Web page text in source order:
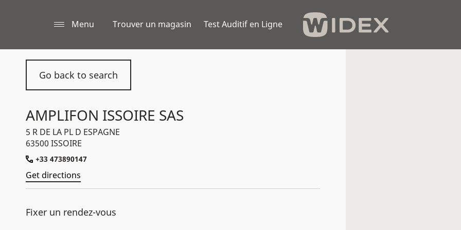
Menu Trouver un magasin Test Auditif en Ligne
Go back to search
AMPLIFON ISSOIRE SAS
5 R DE LA PL D ESPAGNE
63500 ISSOIRE
+33 473890147
Get directions
Fixer un rendez-vous